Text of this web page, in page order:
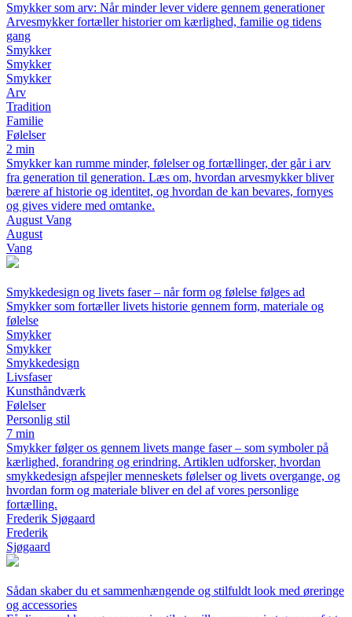
Smykker som arv: Når minder lever videre gennem generationer
Arvesmykker fortæller historier om kærlighed, familie og tidens
gang
Smykker
Smykker
Smykker
Arv
Tradition
Familie
Følelser
2 min
Smykker kan rumme minder, følelser og fortællinger, der går i arv
fra generation til generation. Læs om, hvordan arvesmykker bliver
bærere af historie og identitet, og hvordan de kan bevares, fornyes
og gives videre med omtanke.
August Vang
August
Vang
Smykkedesign og livets faser – når form og følelse følges ad
Smykker som fortæller livets historie gennem form, materiale og
følelse
Smykker
Smykker
Smykkedesign
Livsfaser
Kunsthåndværk
Følelser
Personlig stil
7 min
Smykker følger os gennem livets mange faser – som symboler på
kærlighed, forandring og erindring. Artiklen udforsker, hvordan
smykkedesign afspejler menneskets følelser og livets overgange, og
hvordan form og materiale bliver en del af vores personlige
fortælling.
Frederik Sjøgaard
Frederik
Sjøgaard
Sådan skaber du et sammenhængende og stilfuldt look med øreringe
og accessories